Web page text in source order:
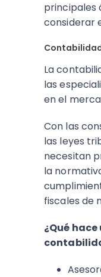
principales
considerar
La
las
en el
Con las
las leyes
necesitan
la
fiscales de
¿Qué